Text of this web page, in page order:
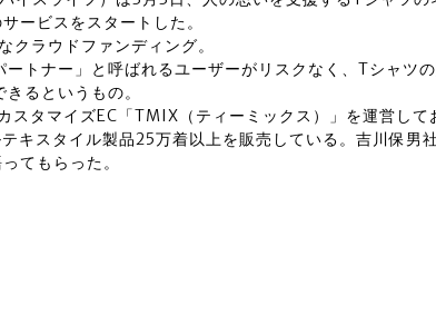
ービスをスタートした。
クラウドファンディング。
トナー」と呼ばれるユーザーがリスクなく、Tシャツ
るというもの。
タマイズEC「TMIX（ティーミックス）」を運営して
キスタイル製品25万着以上を販売している。吉川保男
てもらった。